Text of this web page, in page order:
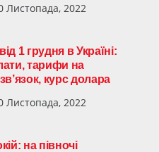
Листопада, 2022
1 грудня в Україні:
тарифи на
курс долара
Листопада, 2022
на півночі